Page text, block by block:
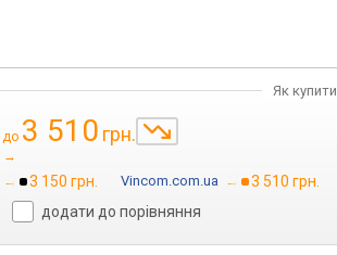
Як купити
до 3 510 грн.
→
→ 3 150 грн. Vincom.com.ua →
3 510 грн.
додати до порівняння